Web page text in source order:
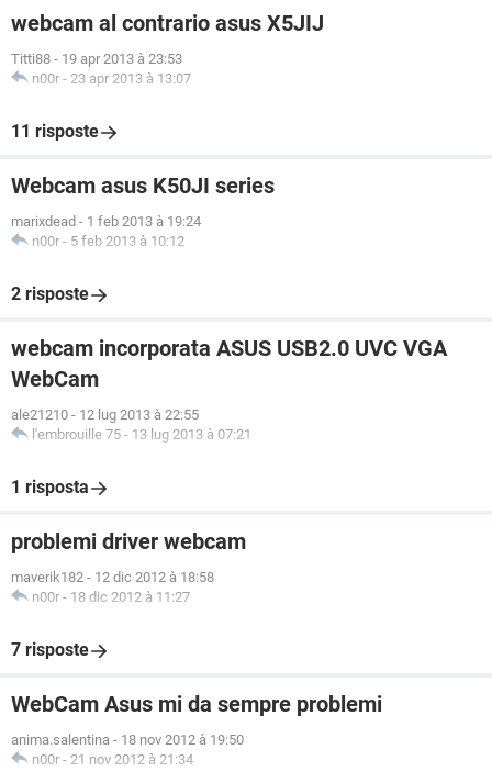
webcam al contrario asus X5JIJ
Titti88 - 19 apr 2013 à 23:53
n00r - 23 apr 2013 à 13:07
11 risposte
Webcam asus K50JI series
marixdead - 1 feb 2013 à 19:24
n00r - 5 feb 2013 à 10:12
2 risposte
webcam incorporata ASUS USB2.0 UVC VGA
WebCam
ale21210 - 12 lug 2013 à 22:55
l'embrouille 75 - 13 lug 2013 à 07:21
1 risposta
problemi driver webcam
maverik182 - 12 dic 2012 à 18:58
n00r - 18 dic 2012 à 11:27
7 risposte
WebCam Asus mi da sempre problemi
anima.salentina - 18 nov 2012 à 19:50
n00r - 21 nov 2012 à 21:34